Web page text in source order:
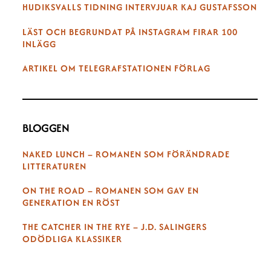
HUDIKSVALLS TIDNING INTERVJUAR KAJ GUSTAFSSON
LÄST OCH BEGRUNDAT PÅ INSTAGRAM FIRAR 100
INLÄGG
ARTIKEL OM TELEGRAFSTATIONEN FÖRLAG
BLOGGEN
NAKED LUNCH – ROMANEN SOM FÖRÄNDRADE
LITTERATUREN
ON THE ROAD – ROMANEN SOM GAV EN
GENERATION EN RÖST
THE CATCHER IN THE RYE – J.D. SALINGERS
ODÖDLIGA KLASSIKER